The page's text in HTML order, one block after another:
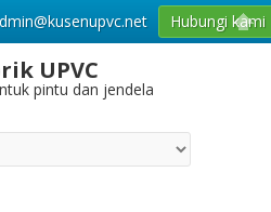
UPVC
pintu dan jendela
Hubungi kami